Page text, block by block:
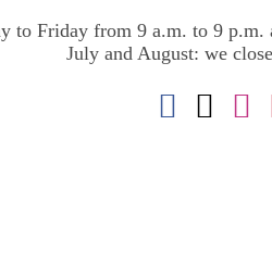
to Friday from 9 a.m. to 9 p.m.
July and August: we